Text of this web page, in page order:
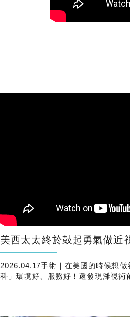
美西太太終於鼓起勇氣做近視老花雷射手術了！更
2026.04.17手術｜在美國的時候想
科」環境好、服務好！還發現濰視術